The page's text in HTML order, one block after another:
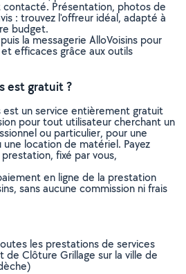
contacté. Présentation, photos de
: trouvez l'offreur idéal, adapté à
budget.
la messagerie AlloVoisins pour
efficaces grâce aux outils
est gratuit ?
est un service entièrement gratuit
pour tout utilisateur cherchant un
ou particulier, pour une
location de matériel. Payez
fixé par vous,
en ligne de la prestation
sans aucune commission ni frais
les prestations de services
Clôture Grillage sur la ville de